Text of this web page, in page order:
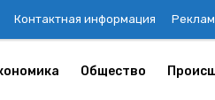
Контактная информация
Общество